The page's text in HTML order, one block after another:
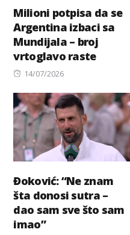
Milioni potpisa da se
Argentina izbaci sa
Mundijala – broj
vrtoglavo raste
Posted
14/07/2026
Đoković: “Ne znam
šta donosi sutra –
dao sam sve što sam
imao”